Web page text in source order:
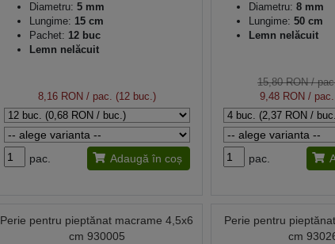
Diametru: 5 mm
Lungime: 15 cm
Pachet: 12 buc
Lemn nelăcuit
8,16 RON / pac. (12 buc.)
pac. Adaugă în coș
Diametru: 8 mm
Lungime: 50 cm
Lemn nelăcuit
15,80 RON/
9,48 RON /
pac.
Perie pentru pieptănat macrame 4,5x6
cm 930005
Perie pentru
cm